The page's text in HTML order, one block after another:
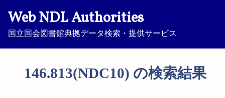
Web NDL Authorities
国立国会図書館典拠データ検索・提供サービス
146.813(NDC10) の検索結果